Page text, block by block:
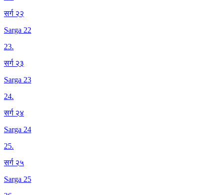
सर्ग २२
Sarga 22
23.
सर्ग २३
Sarga 23
24.
सर्ग २४
Sarga 24
25.
सर्ग २५
Sarga 25